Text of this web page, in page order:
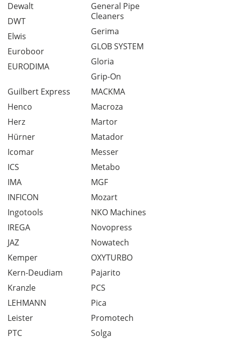
Dewalt
DWT
Elwis
Euroboor
EURODIMA
General Pipe
Cleaners
Gerima
GLOB SYSTEM
Gloria
Grip-On
Guilbert Express
Henco
Herz
Hürner
Icomar
ICS
IMA
INFICON
Ingotools
IREGA
JAZ
Kemper
Kern-Deudiam
Kranzle
LEHMANN
Leister
MACKMA
Macroza
Martor
Matador
Messer
Metabo
MGF
Mozart
NKO Machines
Novopress
Nowatech
OXYTURBO
Pajarito
PCS
Pica
Promotech
PTC
Solga